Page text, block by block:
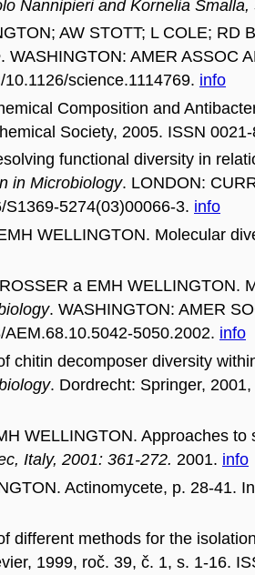
Nannipieri and Kornelia
AW STOTT; L COLE; RD
. WASHINGTON: AMER ASSOC
science.1114769. info
Composition and
Society, 2005. ISSN
functional diversity in
in Microbiology. LONDON:
5274(03)00066-3. info
WELLINGTON. Molecular
a EMH WELLINGTON.
. WASHINGTON: AMER
5050.2002. info
chitin decomposer diversity
. Dordrecht: Springer,
WELLINGTON. Approaches
Italy, 2001: 361-272. 2001. info
Actinomycete, p. 28-41. In
different methods for the
1999, roč. 39, č. 1, s. 1-16.